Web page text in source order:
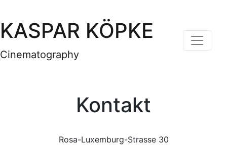
KASPAR KÖPKE
Cinematography
Kontakt
Rosa-Luxemburg-Strasse 30